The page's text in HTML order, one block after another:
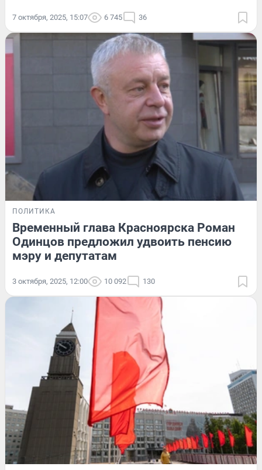
7 октября, 2025, 15:07 6 745 36
ПОЛИТИКА
Временный глава Красноярска Роман
Одинцов предложил удвоить пенсию
мэру и депутатам
3 октября, 2025, 12:00 10 092 130